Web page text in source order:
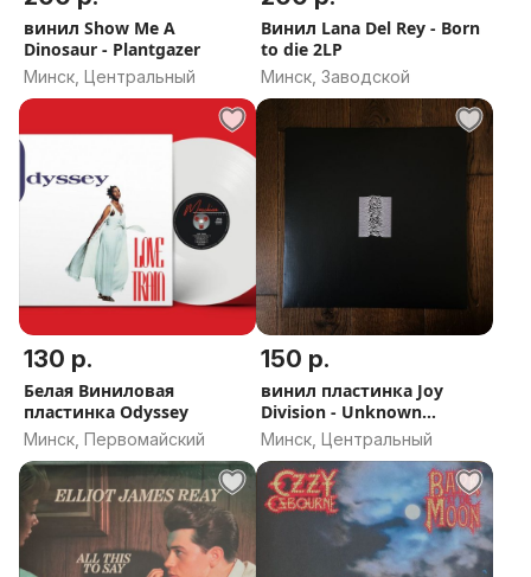
винил Show Me A
Dinosaur - Plantgazer
Минск, Центральный
Винил Lana Del Rey - Born
to die 2LP
Минск, Заводской
130 р.
Белая Виниловая
пластинка Odyssey
Минск, Первомайский
150 р.
винил пластинка Joy
Division - Unknown
Pleasure
Минск, Центральный